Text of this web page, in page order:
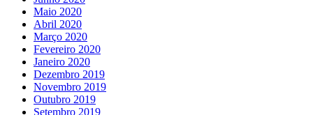
Maio 2020
Abril 2020
Março 2020
Fevereiro 2020
Janeiro 2020
Dezembro 2019
Novembro 2019
Outubro 2019
Setembro 2019